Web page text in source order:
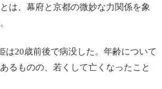
は、幕府と京都の微妙な力関係を象
は20歳前後で病没した。年齢について
るものの、若くして亡くなったこと